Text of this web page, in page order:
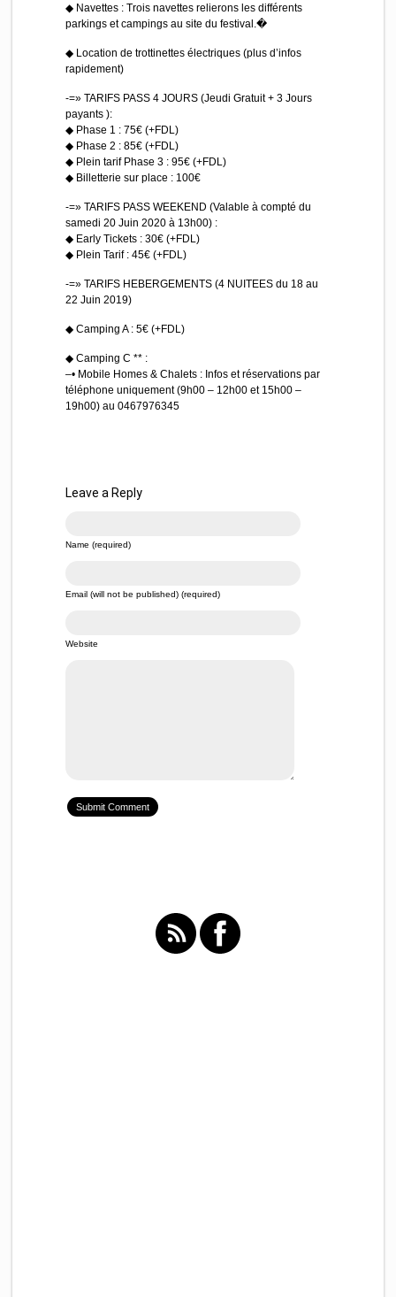
◆ Navettes : Trois navettes relierons les différents
parkings et campings au site du festival.�
◆ Location de trottinettes électriques (plus d’infos
rapidement)
-=» TARIFS PASS 4 JOURS (Jeudi Gratuit + 3 Jours
payants ):
◆ Phase 1 : 75€ (+FDL)
◆ Phase 2 : 85€ (+FDL)
◆ Plein tarif Phase 3 : 95€ (+FDL)
◆ Billetterie sur place : 100€
-=» TARIFS PASS WEEKEND (Valable à compté du
samedi 20 Juin 2020 à 13h00) :
◆ Early Tickets : 30€ (+FDL)
◆ Plein Tarif : 45€ (+FDL)
-=» TARIFS HEBERGEMENTS (4 NUITEES du 18 au
22 Juin 2019)
◆ Camping A : 5€ (+FDL)
◆ Camping C ** :
–• Mobile Homes & Chalets : Infos et réservations par
téléphone uniquement (9h00 – 12h00 et 15h00 –
19h00) au 0467976345
Leave a Reply
Name (required)
Email (will not be published) (required)
Website